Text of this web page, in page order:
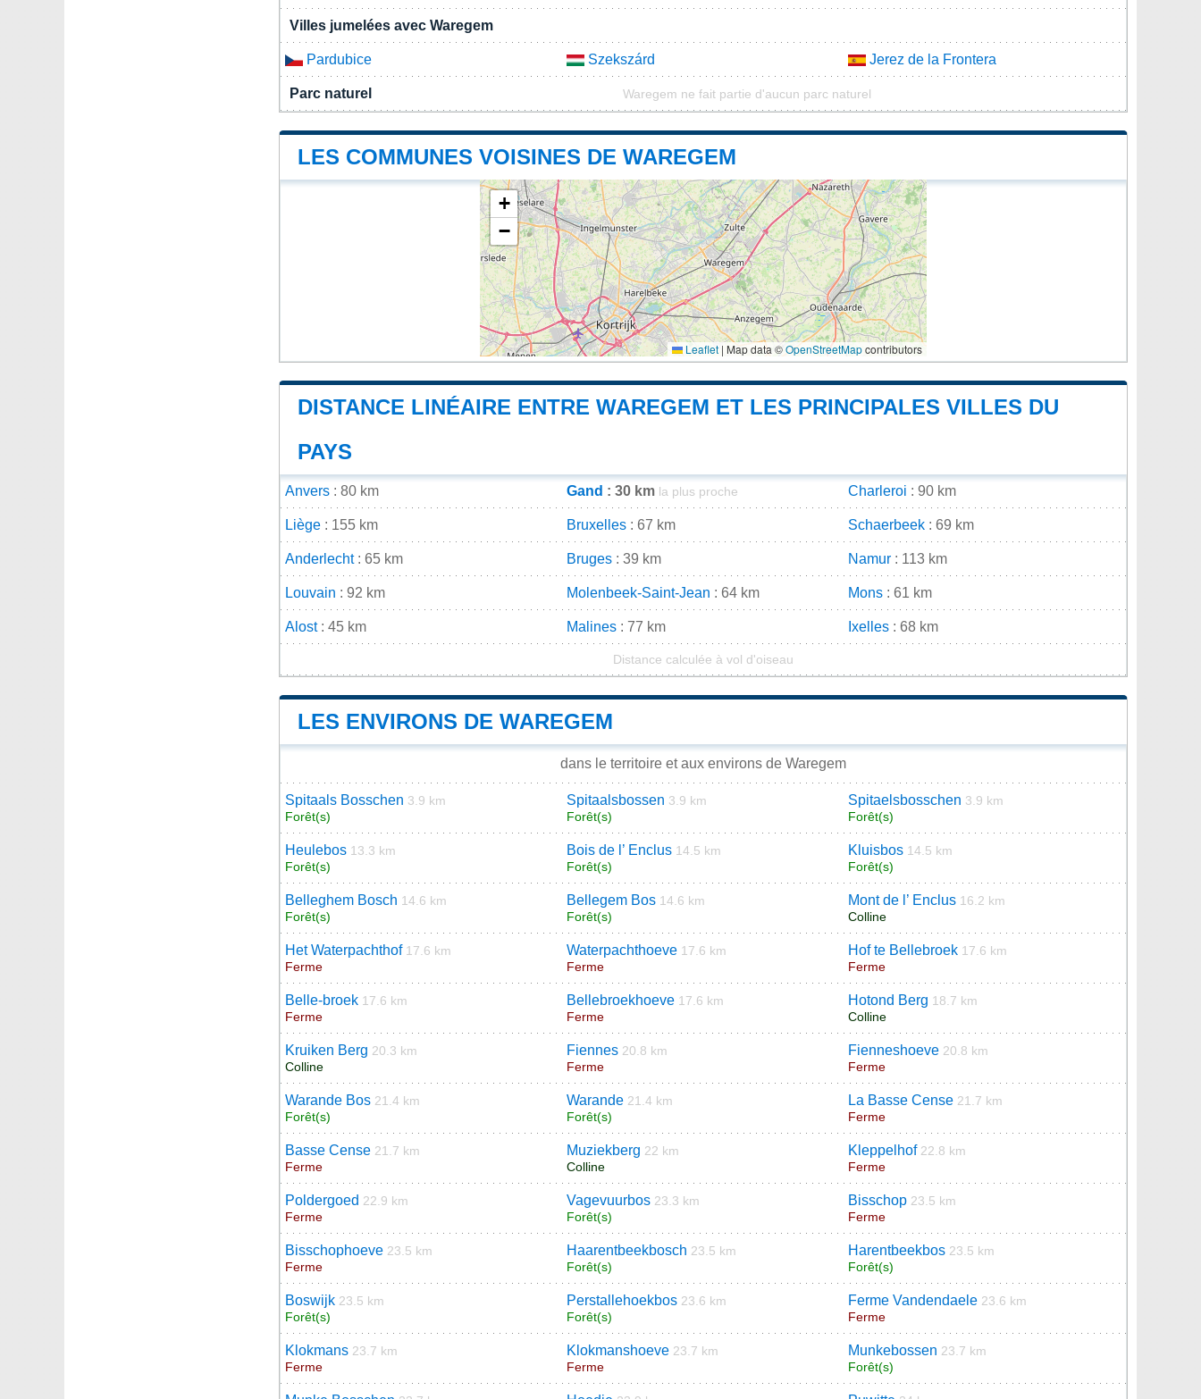
Villes jumelées avec Waregem
Pardubice Szekszárd Jerez de la Frontera
Parc naturel Waregem ne fait partie d'aucun parc naturel
LES COMMUNES VOISINES DE WAREGEM
+
−
Leaflet | Map data ©OpenStreetMapcontributors
DISTANCE LINÉAIRE ENTRE WAREGEM ET LES PRINCIPALES VILLES DU
PAYS
Anvers : 80 km Gand : 30 km la plus proche Charleroi : 90 km
Liège : 155 km Bruxelles : 67 km Schaerbeek : 69 km
Anderlecht: 65 km Bruges : 39 km Namur : 113 km
Louvain : 92 km Molenbeek-Saint-Jean : 64 km Mons : 61 km
Alost: 45 km Malines : 77 km Ixelles : 68 km
Distance calculée à vol d'oiseau
LES ENVIRONS DE WAREGEM
dans le territoire et aux environs de Waregem
Spitaals Bosschen 3.9 km
Forêt(s)
Spitaalsbossen 3.9 km
Forêt(s)
Spitaelsbosschen 3.9 km
Forêt(s)
Heulebos 13.3 km
Forêt(s)
Bois de l’ Enclus 14.5 km
Forêt(s)
Kluisbos 14.5 km
Forêt(s)
Belleghem Bosch 14.6 km
Forêt(s)
Bellegem Bos 14.6 km
Forêt(s)
Mont de l’ Enclus 16.2 km
Colline
Het Waterpachthof 17.6 km
Ferme
Waterpachthoeve 17.6 km
Ferme
Hof te Bellebroek 17.6 km
Ferme
Belle-broek 17.6 km
Ferme
Bellebroekhoeve 17.6 km
Ferme
Hotond Berg 18.7 km
Colline
Kruiken Berg 20.3 km
Colline
Fiennes 20.8 km
Ferme
Fienneshoeve 20.8 km
Ferme
Warande Bos 21.4 km
Forêt(s)
Warande 21.4 km
Forêt(s)
La Basse Cense 21.7 km
Ferme
Basse Cense 21.7 km
Ferme
Muziekberg 22 km
Colline
Kleppelhof 22.8 km
Ferme
Poldergoed 22.9 km
Ferme
Vagevuurbos 23.3 km
Forêt(s)
Bisschop 23.5 km
Ferme
Bisschophoeve 23.5 km
Ferme
Haarentbeekbosch 23.5 km
Forêt(s)
Harentbeekbos 23.5 km
Forêt(s)
Boswijk 23.5 km
Forêt(s)
Perstallehoekbos 23.6 km
Forêt(s)
Ferme Vandendaele 23.6 km
Ferme
Klokmans 23.7 km
Ferme
Klokmanshoeve 23.7 km
Ferme
Munkebossen 23.7 km
Forêt(s)